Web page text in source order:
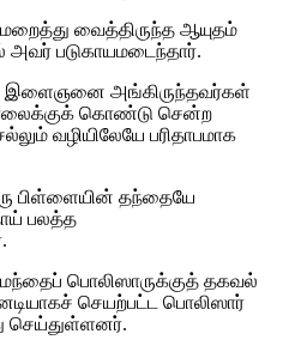
வைத்திருந்த ஆயுதம்
அவர் படுகாயமடைந்தார்.
இளைஞனை அங்கிருந்தவர்கள்
கொண்டு சென்ற
வழியிலேயே பரிதாபமாக
பிள்ளையின் தந்தையே
பலத்த
பொலிஸாருக்குத் தகவல்
செயற்பட்ட பொலிஸார்
செய்துள்ளனர்.